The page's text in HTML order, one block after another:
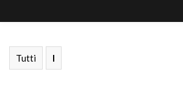
Tutti I